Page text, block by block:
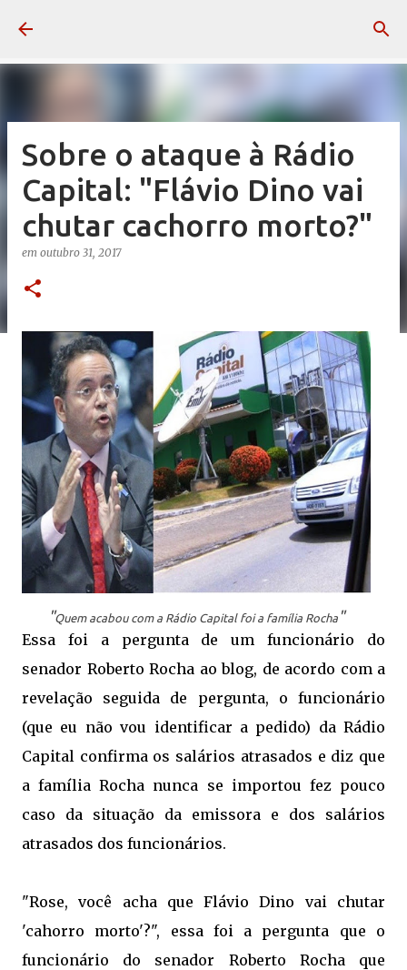
Sobre o ataque à Rádio
Capital: "Flávio Dino vai
chutar cachorro morto?"
em outubro 31, 2017
"Quem acabou com a Rádio Capital foi a família Rocha "
Essa foi a pergunta de um funcionário do
senador Roberto Rocha ao blog, de acordo com a
revelação seguida de pergunta, o funcionário
(que eu não vou identificar a pedido) da Rádio
Capital confirma os salários atrasados e diz que
a família Rocha nunca se importou fez pouco
caso da situação da emissora e dos salários
atrasados dos funcionários.
"Rose, você acha que Flávio Dino vai chutar
'cahorro morto'?", essa foi a pergunta que o
funcionário do senador Roberto Rocha que